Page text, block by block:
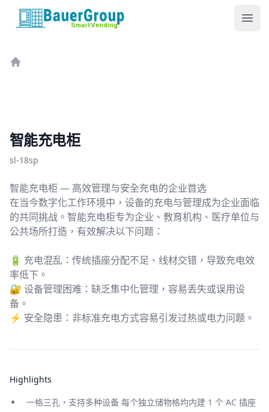
包尔科技
智能充电柜
sl-18sp
智能充电柜 — 高效管理与安全充电的企业首选
在当今数字化工作环境中，设备的充电与管理成为企业面临
的共同挑战。智能充电柜专为企业、教育机构、医疗单位与
公共场所打造，有效解决以下问题：
🔋 充电混乱：传统插座分配不足、线材交错，导致充电效
率低下。
🔐 设备管理困难：缺乏集中化管理，容易丢失或误用设
备。
⚡ 安全隐患：非标准充电方式容易引发过热或电力问题。
Highlights
一格三孔，支持多种设备 每个独立储物格均内建 1 个 AC 插座